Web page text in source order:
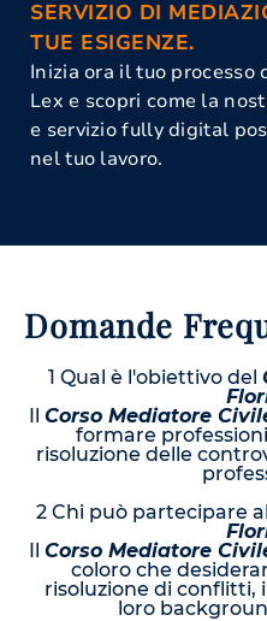
SERVIZIO DI
TUE ESIGENZE.
Inizia ora il tuo processo
Lex e scopri come la
e servizio fully digital
nel tuo lavoro.
Domande
1 Qual è l'obiettivo del
Il Corso Mediatore
formare
risoluzione delle
2 Chi può partecipare al
Il Corso Mediatore
coloro che
risoluzione di
loro